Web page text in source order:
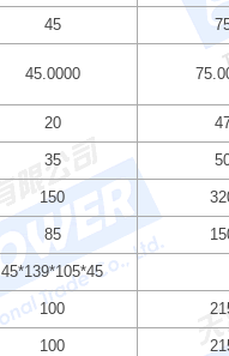
45
45.0000
20
35
150
85
45*139*105*45
100
100